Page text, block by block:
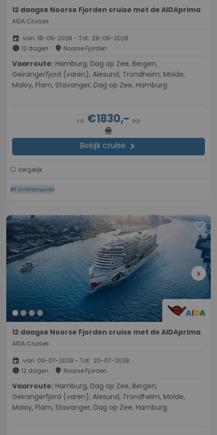
12 daagse Noorse Fjorden cruise met de AIDAprima
AIDA Cruises
event van: 18-06-2028 - Tot: 29-06-2028
schedule 12 dagen place Noorse Fjorden
Vaarroute:
Geirangerfjord (varen), Alesund, Trondheim, Molde,
Maloy, Flam, Stavanger, Dag op Zee, Hamburg
v.a.€1830,- p.p.
directions_boat
Bekijk cruise chevron_right
Vergelijk
#Familiecruises
favorite
chevron_right
12 daagse Noorse Fjorden cruise met de AIDAprima
AIDA Cruises
event van: 09-07-2028 - Tot: 20-07-2028
schedule 12 dagen place Noorse Fjorden
Vaarroute:
Geirangerfjord (varen), Alesund, Trondheim, Molde,
Maloy, Flam, Stavanger, Dag op Zee, Hamburg